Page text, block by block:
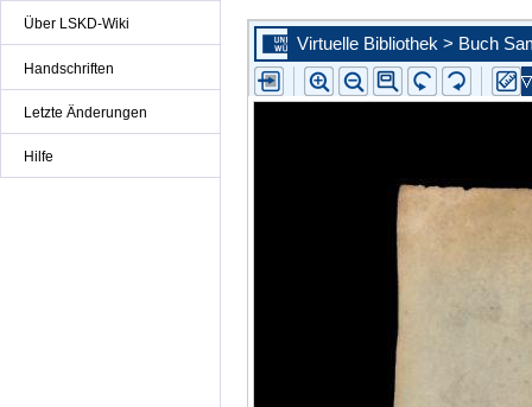
Über LSKD-Wiki
Handschriften
Letzte Änderungen
Hilfe